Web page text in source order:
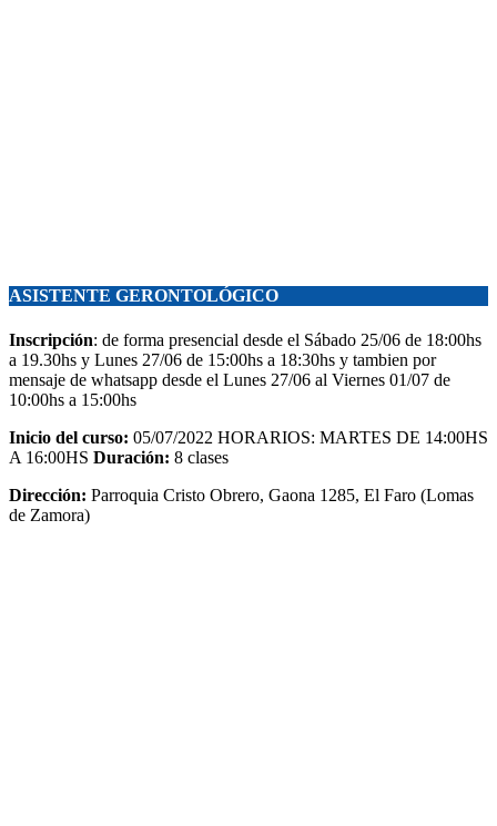
ASISTENTE GERONTOLÓGICO
Inscripción: de forma presencial desde el Sábado 25/06 de 18:00hs
a 19.30hs y Lunes 27/06 de 15:00hs a 18:30hs y tambien por
mensaje de whatsapp desde el Lunes 27/06 al Viernes 01/07 de
10:00hs a 15:00hs
Inicio del curso: 05/07/2022 HORARIOS: MARTES DE 14:00HS
A 16:00HS Duración: 8 clases
Dirección: Parroquia Cristo Obrero, Gaona 1285, El Faro (Lomas
de Zamora)